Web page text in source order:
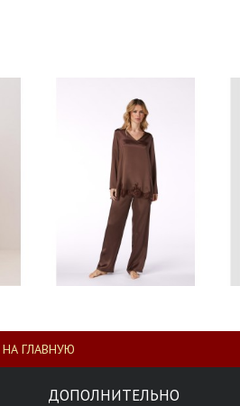
НА ГЛАВНУЮ
ДОПОЛНИТЕЛЬНО